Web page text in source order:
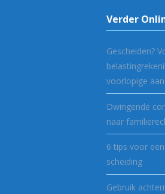
Verder
Gescheiden?
voorlopige
Dwingende
naar
6 tips voor
scheiding
Gebruik